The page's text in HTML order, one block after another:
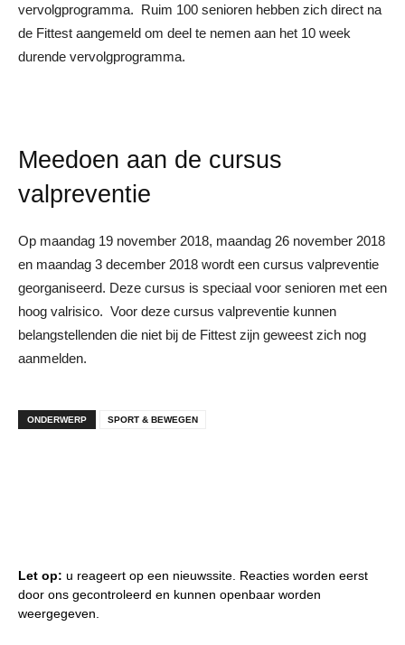
vervolgprogramma. Ruim 100 senioren hebben zich direct na
de Fittest aangemeld om deel te nemen aan het 10 week
durende vervolgprogramma.
Meedoen aan de cursus
valpreventie
Op maandag 19 november 2018, maandag 26 november 2018
en maandag 3 december 2018 wordt een cursus valpreventie
georganiseerd. Deze cursus is speciaal voor senioren met een
hoog valrisico. Voor deze cursus valpreventie kunnen
belangstellenden die niet bij de Fittest zijn geweest zich nog
aanmelden.
ONDERWERP SPORT & BEWEGEN
Let op: u reageert op een nieuwssite. Reacties worden eerst
door ons gecontroleerd en kunnen openbaar worden
weergegeven.